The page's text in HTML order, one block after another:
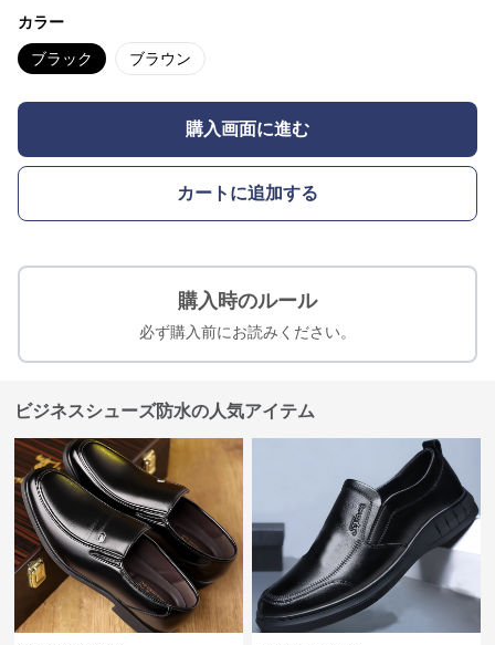
カラー
ブラック ブラウン
購入画面に進む
カートに追加する
購入時のルール
必ず購入前にお読みください。
ビジネスシューズ防水の人気アイテム